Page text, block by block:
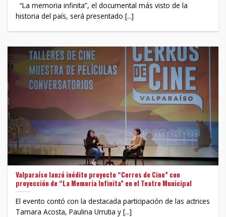
“La memoria infinita”, el documental más visto de la
historia del país, será presentado [...]
Valparaíso lanzó inédito proyecto “Cerros de Cine” con
proyección de “La Memoria Infinita” en el Teatro Municipal
El evento contó con la destacada participación de las actrices
Tamara Acosta, Paulina Urrutia y [...]